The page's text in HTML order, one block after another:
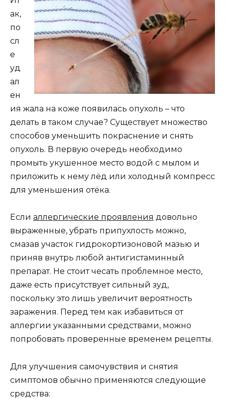
ак,
по
сл
е
уд
ал
ен
ия жала на коже появилась опухоль – что
делать в таком случае? Существует множество
способов уменьшить покраснение и снять
опухоль. В первую очередь необходимо
промыть укушенное место водой с мылом и
приложить к нему лёд или холодный компресс
для уменьшения отёка.
Если аллергические проявления довольно
выраженные, убрать припухлость можно,
смазав участок гидрокортизоновой мазью и
приняв внутрь любой антигистаминный
препарат. Не стоит чесать проблемное место,
даже есть присутствует сильный зуд,
поскольку это лишь увеличит вероятность
заражения. Перед тем как избавиться от
аллергии указанными средствами, можно
попробовать проверенные временем рецепты.
Для улучшения самочувствия и снятия
симптомов обычно применяются следующие
средства: